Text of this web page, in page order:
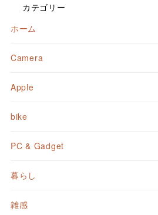
カテゴリー
ホーム
Camera
Apple
bike
PC & Gadget
暮らし
雑感